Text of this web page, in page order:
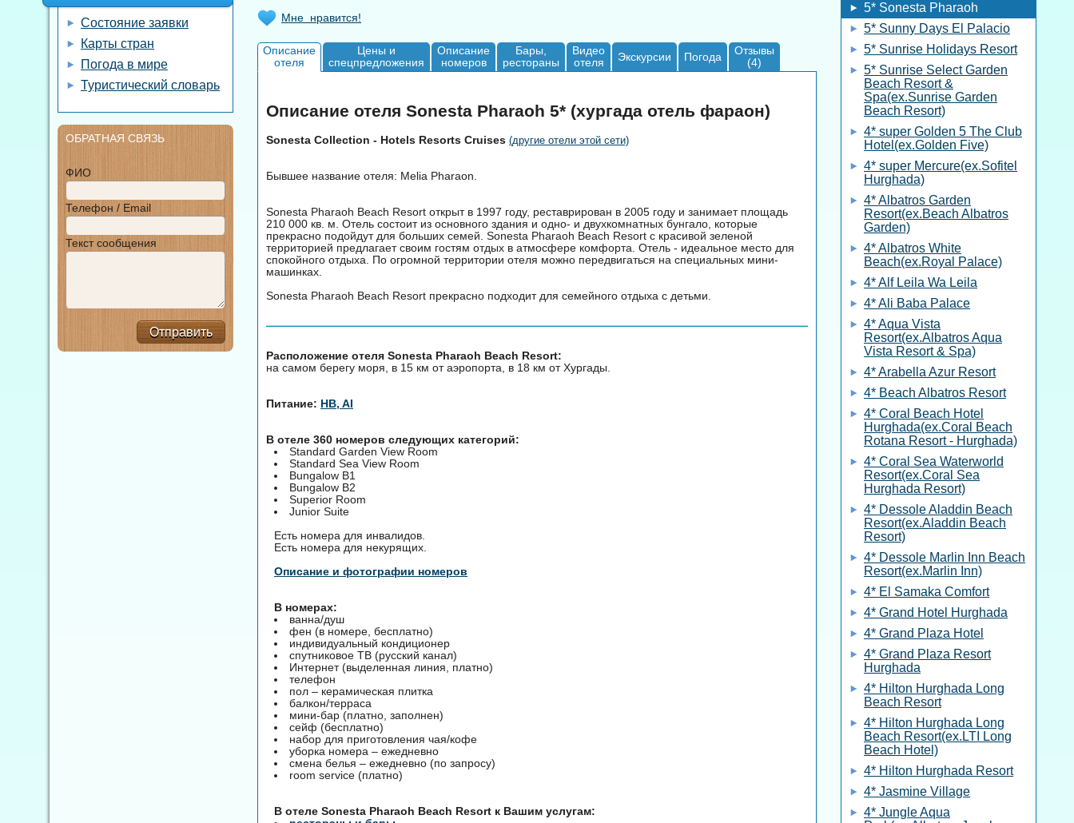
Мне нравится!
Описание
отеля
Цены и
спецпредложения
Описание
номеров
Бары,
рестораны
Видео
отеля
Экскурсии Погода
Отзывы
(4)
Описание отеля Sonesta Pharaoh 5* (хургада отель фараон)
Sonesta Collection - Hotels Resorts Cruises (другие отели этой сети)
Бывшее название отеля: Melia Pharaon.
Sonesta Pharaoh Beach Resort открыт в 1997 году, реставрирован в 2005 году и занимает площадь
210 000 кв. м. Отель состоит из основного здания и одно- и двухкомнатных бунгало, которые
прекрасно подойдут для больших семей. Sonesta Pharaoh Beach Resort с красивой зеленой
территорией предлагает своим гостям отдых в атмосфере комфорта. Отель - идеальное место для
спокойного отдыха. По огромной территории отеля можно передвигаться на специальных мини-
машинках.
Sonesta Pharaoh Beach Resort прекрасно подходит для семейного отдыха с детьми.
Расположение отеля Sonesta Pharaoh Beach Resort:
на самом берегу моря, в 15 км от аэропорта, в 18 км от Хургады.
Питание: HB, AI
В отеле 360 номеров следующих категорий:
Standard Garden View Room
Standard Sea View Room
Bungalow B1
Bungalow B2
Superior Room
Junior Suite
Есть номера для инвалидов.
Есть номера для некурящих.
Описание и фотографии номеров
В номерах:
ванна/душ
фен (в номере, бесплатно)
индивидуальный кондиционер
спутниковое TВ (русский канал)
Интернет (выделенная линия, платно)
телефон
пол – керамическая плитка
балкон/терраса
мини-бар (платно, заполнен)
сейф (бесплатно)
набор для приготовления чая/кофе
уборка номера – ежедневно
смена белья – ежедневно (по запросу)
room service (платно)
B отеле Sonesta Pharaoh Beach Resort к Вашим услугам:
Состояние заявки
Карты стран
Погода в мире
Туристический словарь
ОБРАТНАЯ СВЯЗЬ
ФИО
Телефон / Email
Текст сообщения
Отправить
5* Sonesta Pharaoh
5* Sunny Days El Palacio
5* Sunrise Holidays Resort
5* Sunrise Select Garden
Beach Resort &
Spa(ex.Sunrise Garden
Beach Resort)
4* super Golden 5 The Club
Hotel(ex.Golden Five)
4* super Mercure(ex.Sofitel
Hurghada)
4* Albatros Garden
Resort(ex.Beach Albatros
Garden)
4* Albatros White
Beach(ex.Royal Palace)
4* Alf Leila Wa Leila
4* Ali Baba Palace
4* Aqua Vista
Resort(ex.Albatros Aqua
Vista Resort & Spa)
4* Arabella Azur Resort
4* Beach Albatros Resort
4* Coral Beach Hotel
Hurghada(ex.Coral Beach
Rotana Resort - Hurghada)
4* Coral Sea Waterworld
Resort(ex.Coral Sea
Hurghada Resort)
4* Dessole Aladdin Beach
Resort(ex.Aladdin Beach
Resort)
4* Dessole Marlin Inn Beach
Resort(ex.Marlin Inn)
4* El Samaka Comfort
4* Grand Hotel Hurghada
4* Grand Plaza Hotel
4* Grand Plaza Resort
Hurghada
4* Hilton Hurghada Long
Beach Resort
4* Hilton Hurghada Long
Beach Resort(ex.LTI Long
Beach Hotel)
4* Hilton Hurghada Resort
4* Jasmine Village
4* Jungle Aqua